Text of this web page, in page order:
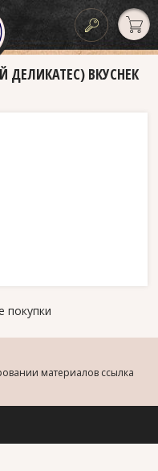
ВКУСНЕК
покупки
материалов ссылка